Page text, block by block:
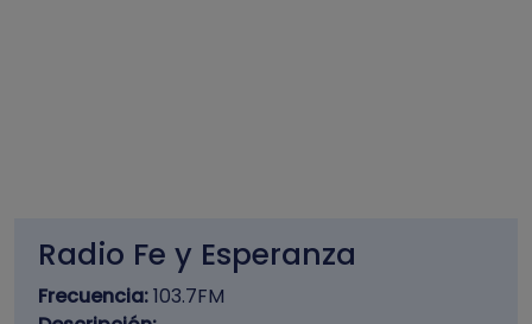
Radio Fe y Esperanza
Frecuencia:103.7FM